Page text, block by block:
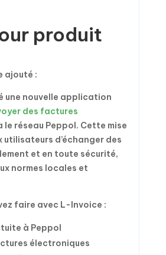
produit
ajouté :
une nouvelle application
des factures
le réseau Peppol. Cette mise
utilisateurs d’échanger des
et en toute sécurité,
normes locales et
faire avec L-Invoice :
à Peppol
électroniques